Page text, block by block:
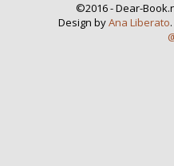
©2016 - Dear-
Design byAna Liberato